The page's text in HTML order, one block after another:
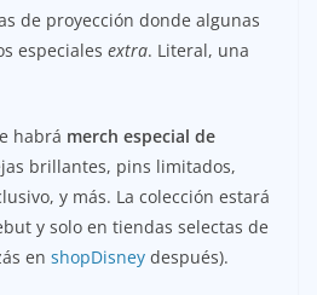
de proyección donde algunas
especiales extra. Literal, una
habrá merch especial de
brillantes, pins limitados,
y más. La colección estará
y solo en tiendas selectas de
en shopDisney después).